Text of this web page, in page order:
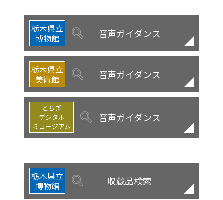
栃木県立
博物館
音声ガイダンス
栃木県立
美術館
音声ガイダンス
とちぎ
デジタル
ミュージアム
音声ガイダンス
栃木県立
博物館
収蔵品検索